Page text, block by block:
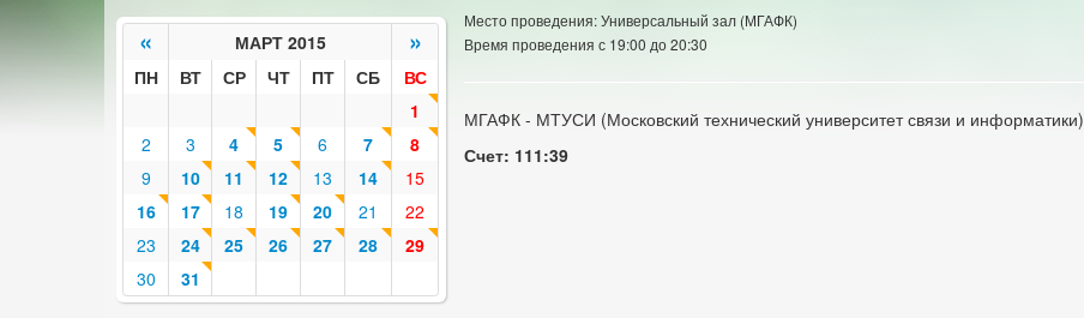
« МАРТ 2015 »
ПН ВТ СР ЧТ ПТ СБ
ВС
1
2
3 4 5 6 7
8
9
10 11 12 13 14
15
16
17 18 19 20 21
22
23
24 25 26 27 28
29
30
31
Место проведения: Универсальный зал (МГАФК)
Время проведения с 19:00 до 20:30
МГАФК - МТУСИ (Московский технический университет связи и информатики)
Счет: 111:39